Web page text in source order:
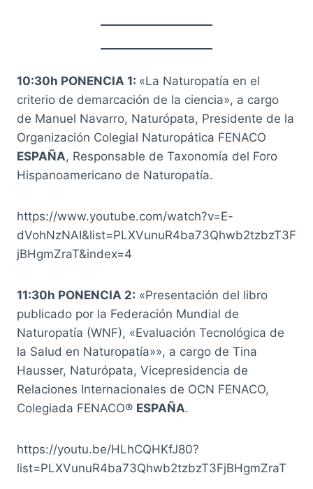
10:30h PONENCIA 1: «La Naturopatía en el
criterio de demarcación de la ciencia», a cargo
de Manuel Navarro, Naturópata, Presidente de la
Organización Colegial Naturopática FENACO
ESPAÑA, Responsable de Taxonomía del Foro
Hispanoamericano de Naturopatía.
https://www.youtube.com/watch?v=E-
dVohNzNAI&list=PLXVunuR4ba73Qhwb2tzbzT3F
jBHgmZraT&index=4
11:30h PONENCIA 2: «Presentación del libro
publicado por la Federación Mundial de
Naturopatía (WNF), «Evaluación Tecnológica de
la Salud en Naturopatía»», a cargo de Tina
Hausser, Naturópata, Vicepresidencia de
Relaciones Internacionales de OCN FENACO,
Colegiada FENACO® ESPAÑA.
https://youtu.be/HLhCQHKfJ80?
list=PLXVunuR4ba73Qhwb2tzbzT3FjBHgmZraT